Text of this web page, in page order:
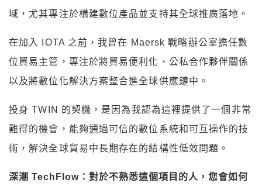
域，尤其專注於構建數位產品並支持其全球推廣落地。
在加入 IOTA 之前，我曾在 Maersk 戰略辦公室擔任數
位貿易主管，專注於將貿易便利化、公私合作夥伴關係
以及將數位化解決方案整合進全球供應鏈中。
投身 TWIN 的契機，是因為我認為這裡提供了一個非常
難得的機會，能夠通過可信的數位系統和可互操作的技
術，解決全球貿易中長期存在的結構性低效問題。
深潮 TechFlow：對於不熟悉這個項目的人，您會如何